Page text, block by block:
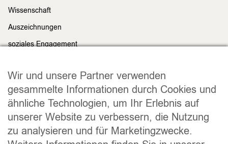
Wissenschaft
Auszeichnungen
soziales Engagement
Rechtliches
Impressum
Datenschutz
Widerrufsrecht
Allgemeine Geschäftsbedingungen
Wir und unsere Partner verwenden
gesammelte Informationen durch Cookies und
ähnliche Technologien, um Ihr Erlebnis auf
unserer Website zu verbessern, die Nutzung
zu analysieren und für Marketingzwecke.